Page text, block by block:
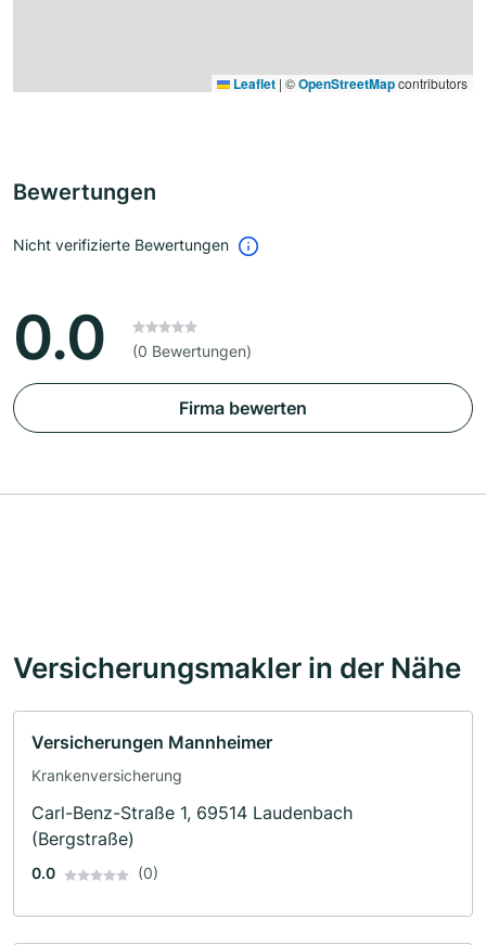
Leaflet | ©OpenStreetMapcontributors
Bewertungen
Nicht verifizierte Bewertungen
0.0 (0 Bewertungen)
Firma bewerten
Versicherungsmakler in der Nähe
Versicherungen Mannheimer
Krankenversicherung
Carl-Benz-Straße 1, 69514 Laudenbach
(Bergstraße)
0.0 (0)